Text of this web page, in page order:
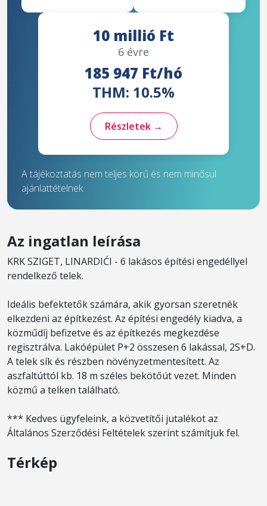
10 millió Ft
6 évre
185 947 Ft/hó
THM: 10.5%
Részletek →
A tájékoztatás nem teljes körű és nem minősül
ajánlattételnek.
Az ingatlan leírása
KRK SZIGET, LINARDIĆI - 6 lakásos építési engedéllyel
rendelkező telek.
Ideális befektetők számára, akik gyorsan szeretnék
elkezdeni az építkezést. Az építési engedély kiadva, a
közműdíj befizetve és az építkezés megkezdése
regisztrálva. Lakóépület P+2 összesen 6 lakással, 2S+D.
A telek sík és részben növényzetmentesített. Az
aszfaltúttól kb. 18 m széles bekötőút vezet. Minden
közmű a telken található.
*** Kedves ügyfeleink, a közvetítői jutalékot az
Általános Szerződési Feltételek szerint számítjuk fel.
Térkép